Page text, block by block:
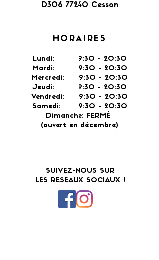
D306 77240 Cesson​
HORAIRES
Lundi: 9:30 - 20:30
Mardi: 9:30 - 20:30
Mercredi: 9:30 - 20:30
Jeudi: 9:30 - 20:30
Vendredi: 9:30 - 20:30
Samedi: 9:30 - 20:30
Dimanche: FERMÉ
(ouvert en décembre)
SUIVEZ-NOUS SUR
LES RESEAUX SOCIAUX !